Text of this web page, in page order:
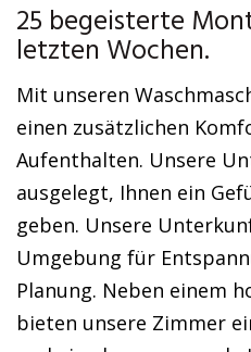
25 begeisterte
letzten Wochen.
Mit unseren
einen zusätzlichen
Aufenthalten. Unsere
ausgelegt, Ihnen ein
geben. Unsere
Umgebung für
Planung. Neben einem
bieten unsere Zimmer